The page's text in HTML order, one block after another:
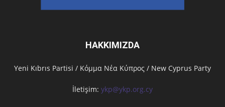
HAKKIMIZDA
Υeni Kıbrıs Partisi / Κόμμα Νέα Κύπρος / New Cyprus Party
İletişim: ykp@ykp.org.cy